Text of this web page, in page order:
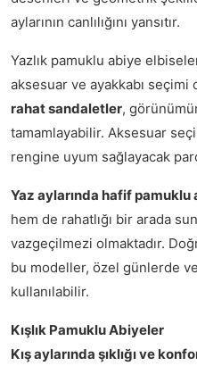
aylarının canlılığını yansıtır.
Yazlık pamuklu abiye
aksesuar ve ayakkabı seçimi
rahat sandaletler,
tamamlayabilir. Aksesuar
rengine uyum sağlayacak
Yaz aylarında hafif
hem de rahatlığı bir arada
vazgeçilmezi olmaktadır.
bu modeller, özel günlerde
kullanılabilir.
Kışlık Pamuklu Abiyeler
Kış aylarında şıklığı ve